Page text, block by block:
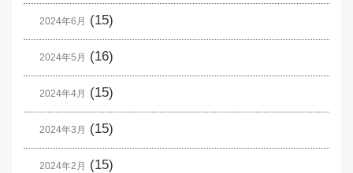
2024年6月 (15)
2024年5月 (16)
2024年4月 (15)
2024年3月 (15)
2024年2月 (15)